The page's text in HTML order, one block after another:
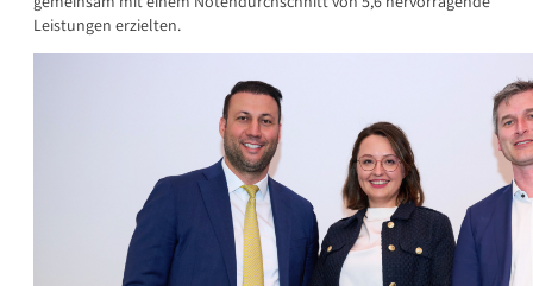
Leistungen erzielten.